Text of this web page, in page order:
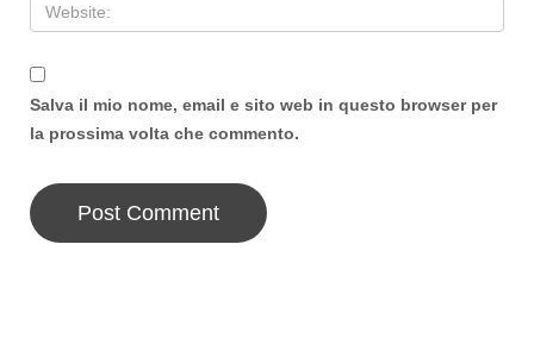
Salva il mio nome, email e sito web in questo browser per
la prossima volta che commento.